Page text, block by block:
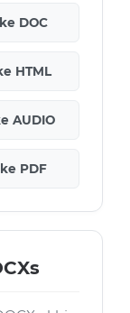
DOC
HTML
AUDIO
PDF